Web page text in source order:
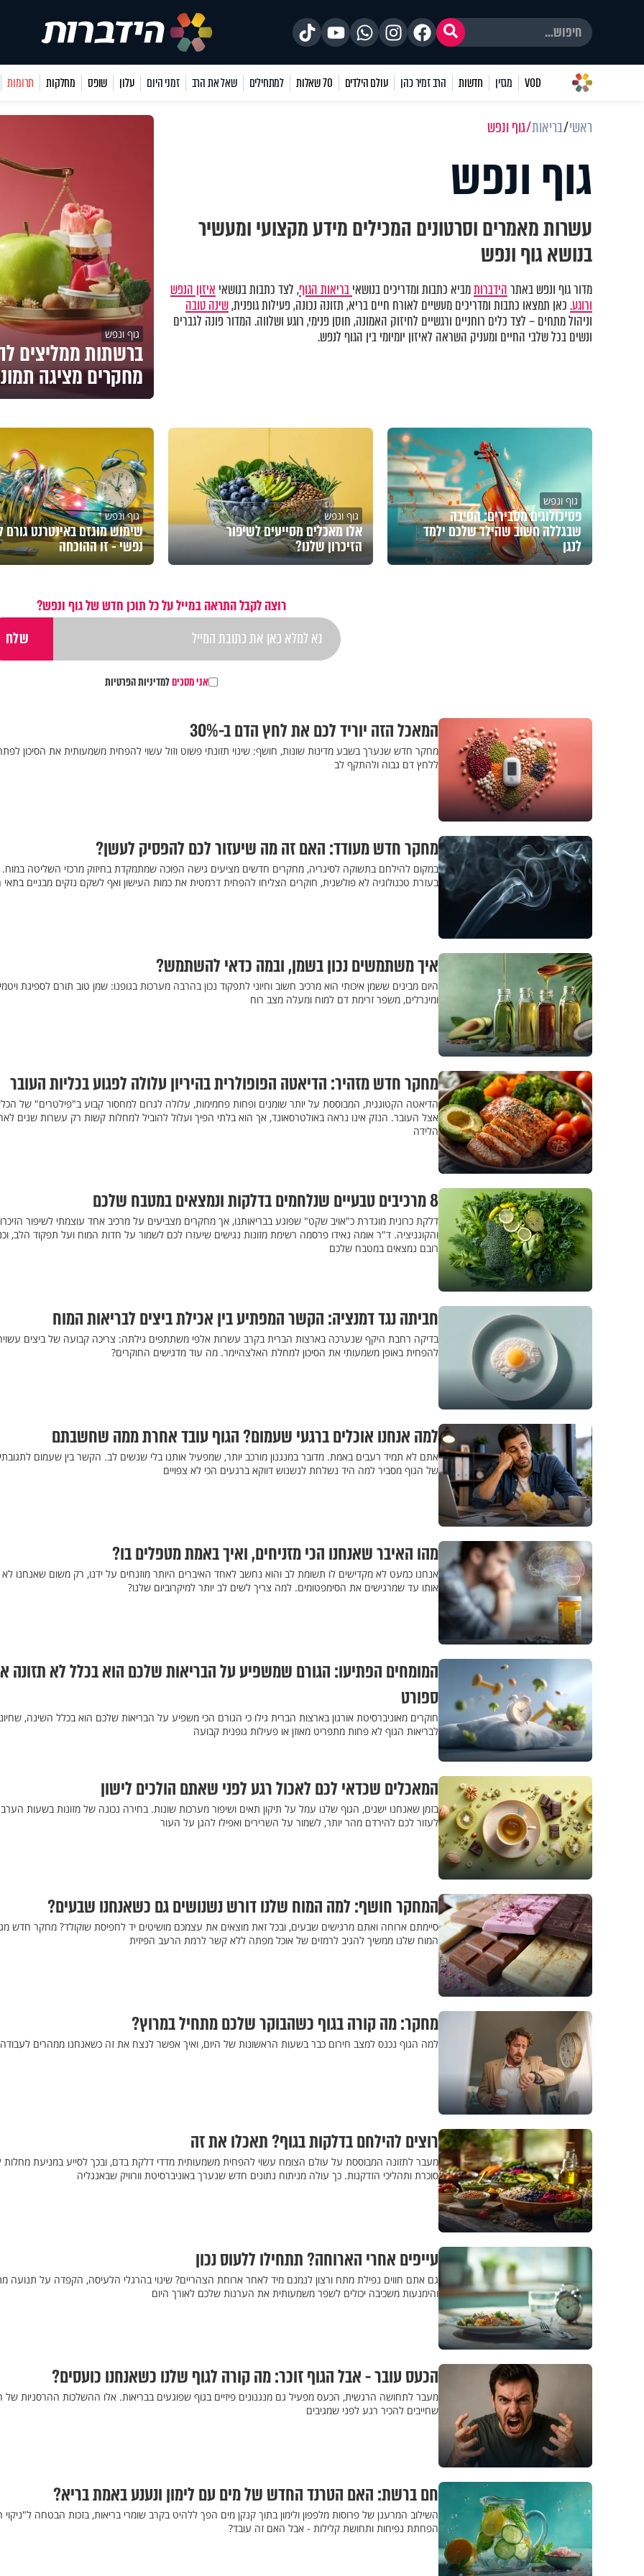
VOD מגזין חדשות הרב זמיר כהן עולם הילדים 70 שאלות למתחילים שאל את הרב זמני היום עלון שופס מחלקות תרומות
ראשי בריאות גוף ונפש
גוף ונפש
עשרות מאמרים וסרטונים המכילים מידע מקצועי ומעשיר
בנושא גוף ונפש
מדור גוף ונפש באתרהידברותמביא כתבות ומדריכים בנושאיבריאות הגוף, לצד כתבות בנושאי איזון הנפש
ורוגע.כאן תמצאו כתבות ומדריכים מעשיים לאורח חיים בריא, תזונה נכונה, פעילות גופנית,שינה טובה
וניהול מתחים – לצד כלים רוחניים ורגשיים לחיזוק האמונה, חוסן פנימי, רוגע ושלווה. המדור פונה לגברים
ונשים בכל שלבי החיים ומעניק השראה לאיזון יומיומי בין הגוף לנפש.
גוף ונפש
מחקרים מציגה
גוף ונפש
פסיכולוגים מסבירים: הסיבה
שבגללה חשוב שהילד שלכם ילמד
לנגן
גוף ונפש
אלו מאכלים מסייעים לשיפור
הזיכרון שלנו?
גוף ונפש
שימוש מוגזם באינטרנט גורם
נפשי - זו ההוכחה
רוצה לקבל התראה במייל על כל תוכן חדש של גוף ונפש?
אני מסכיםלמדיניות הפרטיות
המאכל הזה יוריד לכם את לחץ הדם ב-30%
מחקר חדש שנערך בשבע מדינות שונות, חושף: שינוי תזונתי פשוט וזול עשוי להפחית משמעותית את הסיכון לפתח
ללחץ דם גבוה ולהתקף לב
מחקר חדש מעודד: האם זה מה שיעזור לכם להפסיק לעשן?
במקום להילחם בתשוקה לסיגריה, מחקרים חדשים מציעים גישה הפוכה שמתמקדת בחיזוק מרכזי השליטה במוח.
בעזרת טכנולוגיה לא פולשנית, חוקרים הצליחו להפחית דרמטית את כמות העישון ואף לשקם נזקים מבניים
איך משתמשים נכון בשמן, ובמה כדאי להשתמש?
היום מבינים ששמן איכותי הוא מרכיב חשוב וחיוני לתפקוד נכון בהרבה מערכות בגופנו: שמן טוב תורם לספיגת
ומינרלים, משפר זרימת דם למוח ומעלה מצב רוח
מחקר חדש מזהיר: הדיאטה הפופולרית בהיריון עלולה לפגוע בכליות העובר
הדיאטה הקטוגנית, המבוססת על יותר שומנים ופחות פחמימות, עלולה לגרום למחסור קבוע ב"פילטרים" של
אצל העובר. הנזק אינו נראה באולטרסאונד, אך הוא בלתי הפיך ועלול להוביל למחלות קשות רק עשרות שנים
הלידה
8 מרכיבים טבעיים שנלחמים בדלקות ונמצאים במטבח שלכם
דלקת כרונית מוגדרת כ"אויב שקט" שפוגע בבריאותנו, אך מחקרים מצביעים על מרכיב אחד עוצמתי לשיפור
והקוגניציה. ד"ר אומה נאידו פרסמה רשימת מזונות נגישים שיעזרו לכם לשמור על חדות המוח ועל תפקוד הלב,
רובם נמצאים במטבח שלכם
חביתה נגד דמנציה: הקשר המפתיע בין אכילת ביצים לבריאות המוח
בדיקה רחבת היקף שנערכה בארצות הברית בקרב עשרות אלפי משתתפים גילתה: צריכה קבועה של ביצים
להפחית באופן משמעותי את הסיכון למחלת האלצהיימר. מה עוד מדגישים החוקרים?
למה אנחנו אוכלים ברגעי שעמום? הגוף עובד אחרת ממה שחשבתם
אתם לא תמיד רעבים באמת. מדובר במנגנון מורכב יותר, שמפעיל אותנו בלי שנשים לב. הקשר בין שעמום
של הגוף מסביר למה היד נשלחת לנשנוש דווקא ברגעים הכי לא צפויים
מהו האיבר שאנחנו הכי מזניחים, ואיך באמת מטפלים בו?
אנחנו כמעט לא מקדישים לו תשומת לב והוא נחשב לאחד האיברים היותר מוזנחים על ידנו, רק משום שאנחנו לא
אותו עד שמרגישים את הסימפטומים. למה צריך לשים לב יותר למיקרוביום שלנו?
המומחים הפתיעו: הגורם שמשפיע על הבריאות שלכם הוא בכלל לא תזונה
ספורט
חוקרים מאוניברסיטת אורגון בארצות הברית גילו כי הגורם הכי משפיע על הבריאות שלכם הוא בכלל השינה,
לבריאות הגוף לא פחות מתפריט מאוזן או פעילות גופנית קבועה
המאכלים שכדאי לכם לאכול רגע לפני שאתם הולכים לישון
בזמן שאנחנו ישנים, הגוף שלנו עמל על תיקון תאים ושיפור מערכות שונות. בחירה נכונה של מזונות בשעות הערב
לעזור לכם להירדם מהר יותר, לשמור על השרירים ואפילו להגן על העור
המחקר חושף: למה המוח שלנו דורש נשנושים גם כשאנחנו שבעים?
סיימתם ארוחה ואתם מרגישים שבעים, ובכל זאת מוצאים את עצמכם מושיטים יד לחפיסת שוקולד? מחקר חדש
המוח שלנו ממשיך להגיב לרמזים של אוכל מפתה ללא קשר לרמת הרעב הפיזית
מחקר: מה קורה בגוף כשהבוקר שלכם מתחיל במרוץ?
למה הגוף נכנס למצב חירום כבר בשעות הראשונות של היום, ואיך אפשר לנצח את זה כשאנחנו ממהרים
רוצים להילחם בדלקות בגוף? תאכלו את זה
מעבר לתזונה המבוססת על עולם הצומח עשוי להפחית משמעותית מדדי דלקת בדם, ובכך לסייע במניעת מחלות
סוכרת ותהליכי הזדקנות. כך עולה מניתוח נתונים חדש שנערך באוניברסיטת וורוויק שבאנגליה
עייפים אחרי הארוחה? תתחילו ללעוס נכון
גם אתם חווים נפילת מתח ורצון לנמנם מיד לאחר ארוחת הצהריים? שינוי בהרגלי הלעיסה, הקפדה על תנועה
והימנעות משכיבה יכולים לשפר משמעותית את הערנות שלכם לאורך היום
הכעס עובר - אבל הגוף זוכר: מה קורה לגוף שלנו כשאנחנו כועסים?
מעבר לתחושה הרגשית, הכעס מפעיל גם מנגנונים פיזיים בגוף שפוגעים בבריאות. אלו ההשלכות ההרסניות
שחייבים להכיר רגע לפני שמגיבים
חם ברשת: האם הטרנד החדש של מים עם לימון ונענע באמת בריא?
השילוב המרענן של פרוסות מלפפון ולימון בתוך קנקן מים הפך ללהיט בקרב שומרי בריאות, בזכות הבטחה ל"ניקוי
הפחתת נפיחות ותחושת קלילות - אבל האם זה עובד?